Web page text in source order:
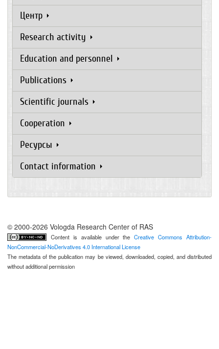
Центр
Research activity
Education and personnel
Publications
Scientific journals
Cooperation
Ресурсы
Contact information
© 2000-2026 Vologda Research Center of RAS
Content is available under theCreative Commons Attribution-
NonCommercial-NoDerivatives 4.0 International License
The metadata of the publication may be viewed, downloaded, copied, and distributed
without additional permission